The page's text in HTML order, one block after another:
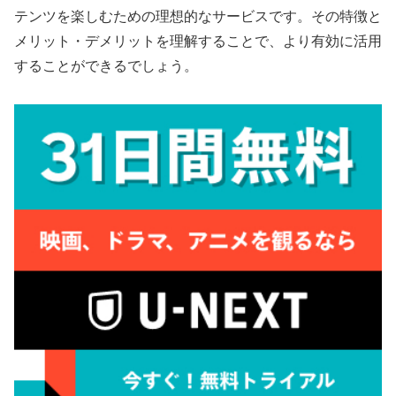
テンツを楽しむための理想的なサービスです。その特徴と
メリット・デメリットを理解することで、より有効に活用
することができるでしょう。